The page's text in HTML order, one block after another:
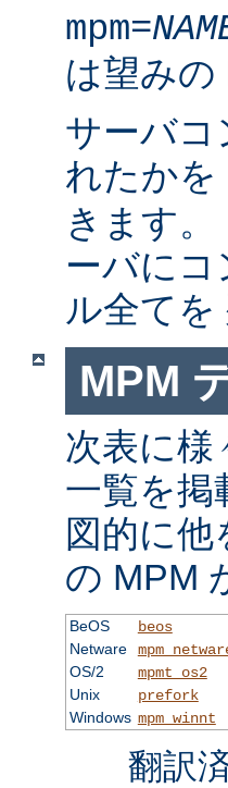
mpm=
は望みの
サーバコ
れたかを
きます
ーバに
ル全てを
MPM
次表に様
一覧を掲
図的に
の MPM
BeOS
beos
Netware
OS/2
mpmt_os2
Unix
prefork
Windows mpm_winnt
翻訳